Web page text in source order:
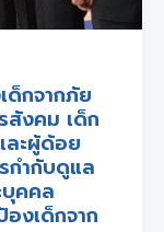
ด็กจากภัย
สังคม เด็ก
ละผู้ด้อย
กำกับดูแล
บุคคล
งเด็กจาก